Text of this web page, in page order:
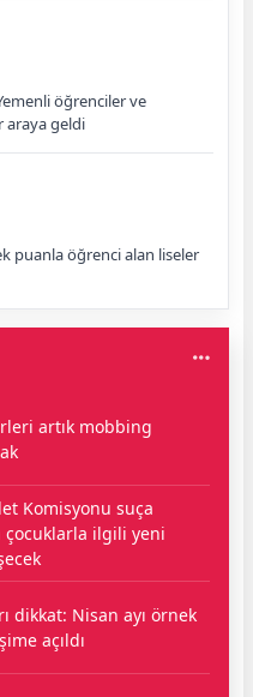
öğrenciler ve
araya geldi
puanla öğrenci alan liseler
artık mobbing
Komisyonu suça
çocuklarla ilgili yeni
dikkat: Nisan ayı örnek
açıldı